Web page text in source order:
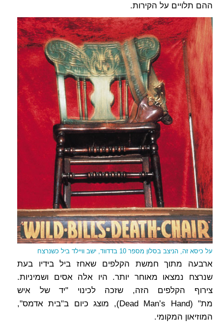
ההם תלויים על הקירות.
על כיסא זה, הניצב בסלון מספר 10 בדדווד, ישב וויילד ביל כשנרצח
ארבעה מתוך חמשת הקלפים שאחז ביל בידיו בעת
שנרצח נמצאו מאוחר יותר. היו אלה אסים ושמיניות.
צירוף הקלפים הזה, שזכה לכינוי "יד של איש
מת" (Dead Man’s Hand), מוצג כיום ב"בית אדמס",
המוזיאון המקומי.